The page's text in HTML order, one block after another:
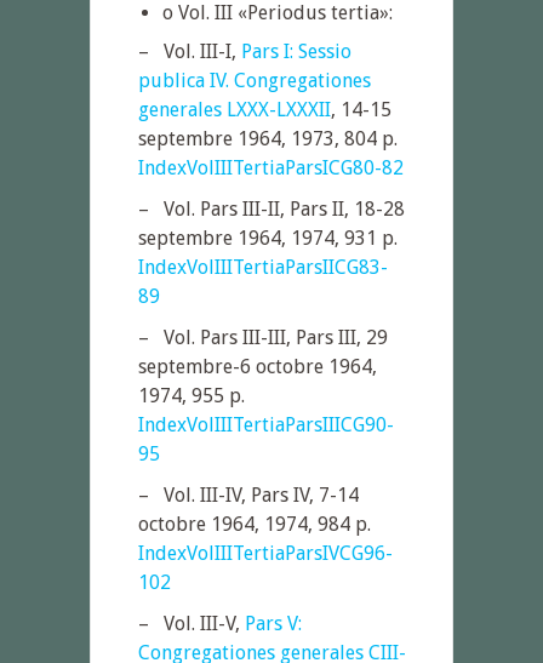
o Vol. III «Periodus tertia»:
– Vol. III-I, Pars I: Sessio
publica IV. Congregationes
generales LXXX-LXXXII, 14-15
septembre 1964, 1973, 804 p.
IndexVolIIITertiaParsICG80-82
– Vol. Pars III-II, Pars II, 18-28
septembre 1964, 1974, 931 p.
IndexVolIIITertiaParsIICG83-
89
– Vol. Pars III-III, Pars III, 29
septembre-6 octobre 1964,
1974, 955 p.
IndexVolIIITertiaParsIIICG90-
95
– Vol. III-IV, Pars IV, 7-14
octobre 1964, 1974, 984 p.
IndexVolIIITertiaParsIVCG96-
102
– Vol. III-V, Pars V:
Congregationes generales CIII-